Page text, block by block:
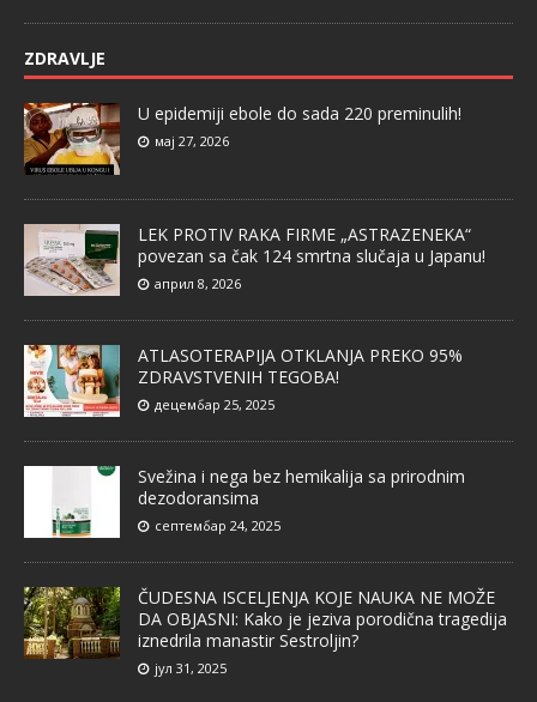
ZDRAVLJE
U epidemiji ebole do sada 220 preminulih!
мај 27, 2026
LEK PROTIV RAKA FIRME „ASTRAZENEKA“
povezan sa čak 124 smrtna slučaja u Japanu!
април 8, 2026
ATLASOTERAPIJA OTKLANJA PREKO 95%
ZDRAVSTVENIH TEGOBA!
децембар 25, 2025
Svežina i nega bez hemikalija sa prirodnim
dezodoransima
септембар 24, 2025
ČUDESNA ISCELJENJA KOJE NAUKA NE MOŽE
DA OBJASNI: Kako je jeziva porodična tragedija
iznedrila manastir Sestroljin?
јул 31, 2025